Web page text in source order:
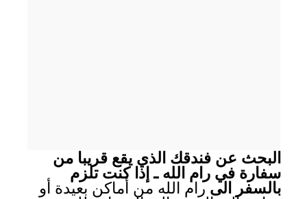
البحث عن فندقك الذي يقع قريبا من
سفارة في رام الله ـ إذا كنت تلزم
بالسفر الىرام الله من أماكن بعيدة أو